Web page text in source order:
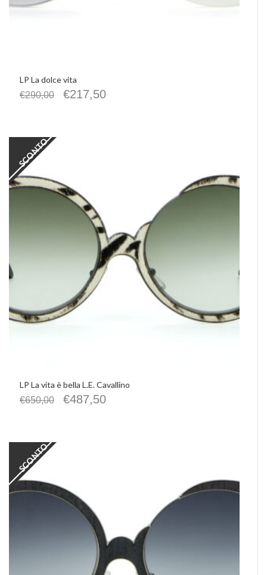
LP La dolce vita
€290,00 €217,50
SCONTO
LP La vita è bella L.E. Cavallino
€650,00 €487,50
SCONTO